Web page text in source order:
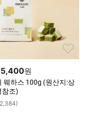
5,400원
웨하스 100g (원산지:상
참조)
)